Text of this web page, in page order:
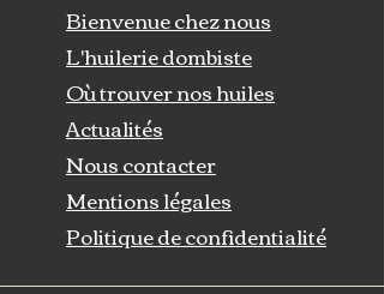
Bienvenue chez nous
L'huilerie dombiste
Où trouver nos huiles
Actualités
Nous contacter
Mentions légales
Politique de confidentialité